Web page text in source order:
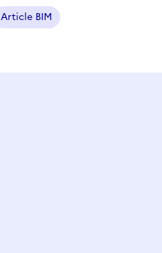
Article BIM